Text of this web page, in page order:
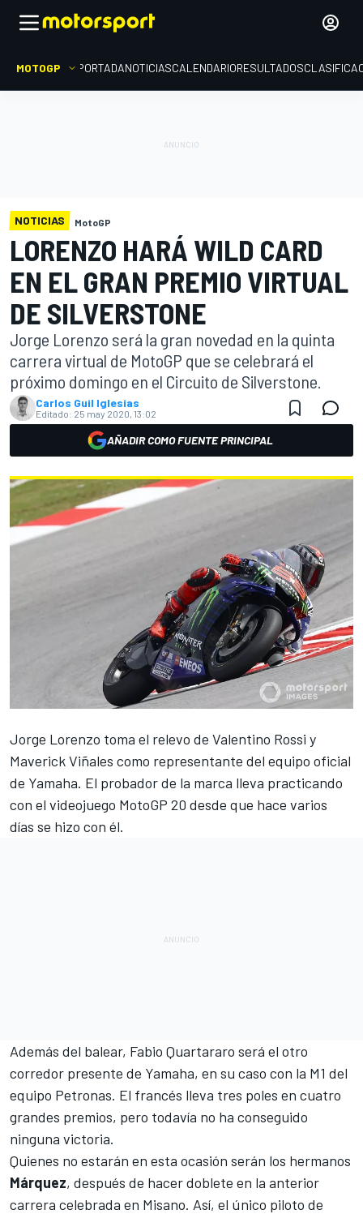
MOTOGP PORTADANOTICIASCALENDARIORESULTADOS
NOTICIAS MotoGP
LORENZO HARÁ WILD CARD
EN EL GRAN PREMIO VIRTUAL
DE SILVERSTONE
Jorge Lorenzo será la gran novedad en la quinta
carrera virtual de MotoGP que se celebrará el
próximo domingo en el Circuito de Silverstone.
Carlos Guil Iglesias
Editado: 25 may 2020, 13:02
AÑADIR COMO FUENTE PRINCIPAL
Jorge Lorenzo toma el relevo de Valentino Rossi y
Maverick Viñales como representante del equipo oficial
de Yamaha. El probador de la marca lleva practicando
con el videojuego MotoGP 20 desde que hace varios
días se hizo con él.
Además del balear, Fabio Quartararo será el otro
corredor presente de Yamaha, en su caso con la M1 del
equipo Petronas. El francés lleva tres poles en cuatro
grandes premios, pero todavía no ha conseguido
ninguna victoria.
Quienes no estarán en esta ocasión serán los hermanos
Márquez, después de hacer doblete en la anterior
carrera celebrada en Misano. Así, el único piloto de